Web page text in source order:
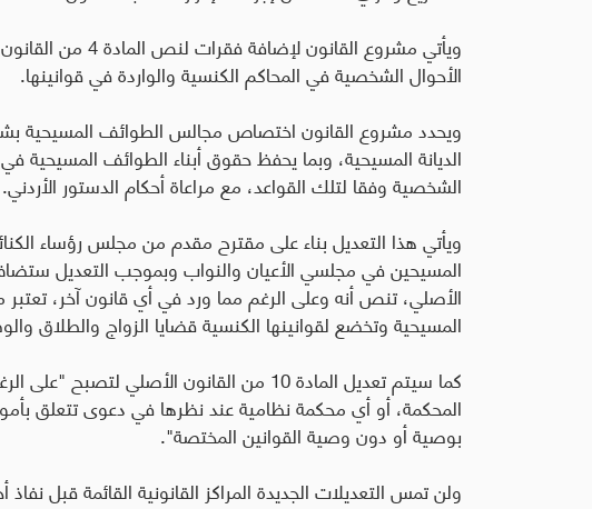
ويأتي مشروع
الأحوال الشخصية في المحاكم الكنسية والواردة في قوانينها.
ويحدد مشروع القانون اختصاص مجالس الطوائف المسيحية
الديانة المسيحية، وبما يحفظ حقوق أبناء الطوائف المسيحية
الشخصية وفقا لتلك القواعد، مع مراعاة أحكام الدستور الأردني.
ويأتي هذا التعديل بناء على مقترح مقدم من مجلس رؤساء
الأصلي، تنص أنه وعلى الرغم مما ورد في أي قانون آخر،
المسيحية وتخضع لقوانينها الكنسية قضايا الزواج والطلاق
كما سيتم تعديل المادة 10 من القانون الأصلي
المحكمة، أو أي محكمة نظامية عند نظرها في دعوى تتعلق
بوصية أو دون وصية القوانين المختصة".
ولن تمس التعديلات الجديدة المراكز القانونية القائمة قبل نفاذ